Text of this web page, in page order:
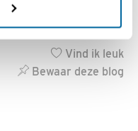
Vind ik leuk
Bewaar deze blog